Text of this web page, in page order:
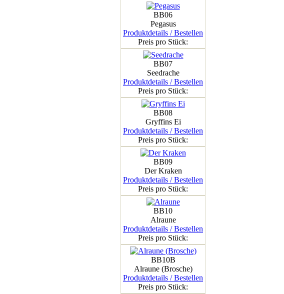
BB06
Pegasus
Produktdetails / Bestellen
Preis pro Stück:
BB07
Seedrache
Produktdetails / Bestellen
Preis pro Stück:
BB08
Gryffins Ei
Produktdetails / Bestellen
Preis pro Stück:
BB09
Der Kraken
Produktdetails / Bestellen
Preis pro Stück:
BB10
Alraune
Produktdetails / Bestellen
Preis pro Stück:
BB10B
Alraune (Brosche)
Produktdetails / Bestellen
Preis pro Stück: